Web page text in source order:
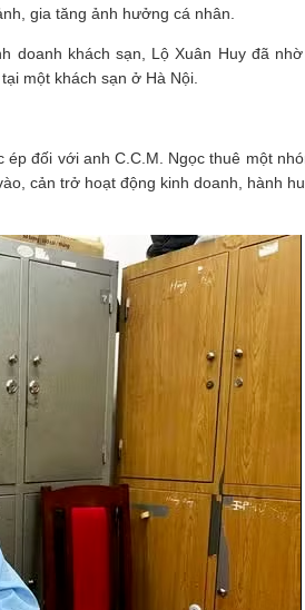
gia tăng ảnh hưởng cá nhân.
doanh khách sạn, Lộ Xuân Huy đã nhờ
một khách sạn ở Hà Nội.
đối với anh C.C.M. Ngọc thuê một
cản trở hoạt động kinh doanh, hành